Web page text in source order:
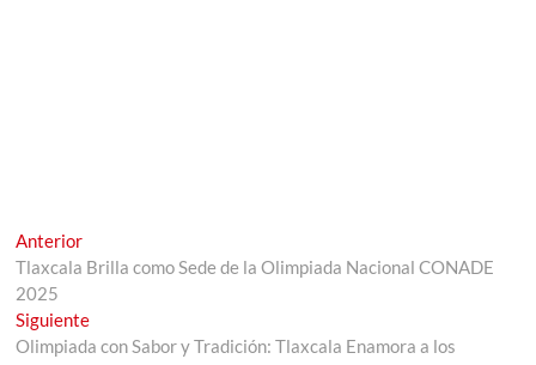
Navegación
de
entradas
AnteriorEntrada
anterior:
Tlaxcala Brilla como Sede de la Olimpiada Nacional CONADE
2025
SiguienteEntrada
siguiente:
Olimpiada con Sabor y Tradición: Tlaxcala Enamora a los